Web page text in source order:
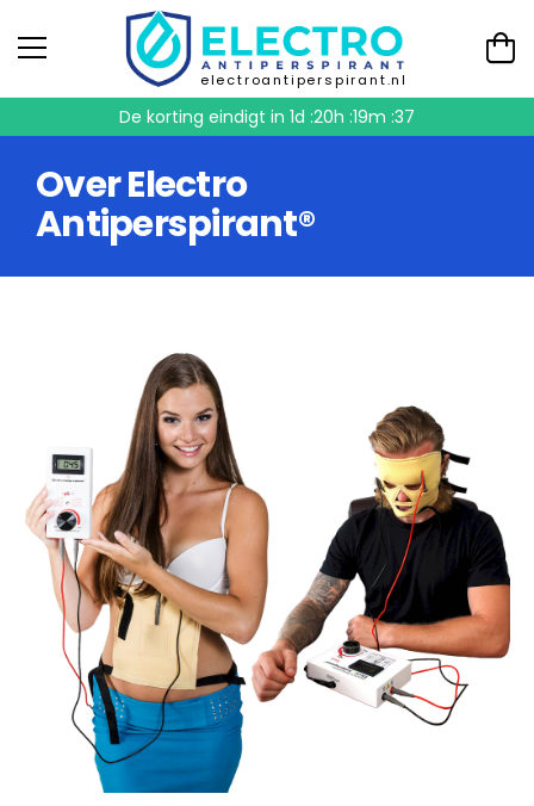
electroantiperspirant.nl
De korting eindigt in 1d :20h :19m :37
Over Electro
Antiperspirant®